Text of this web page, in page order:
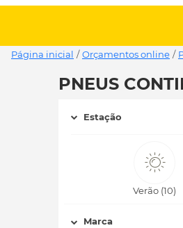
Página inicial / Orçamentos online /
PNEUS
Estação
Verão (10)
Marca